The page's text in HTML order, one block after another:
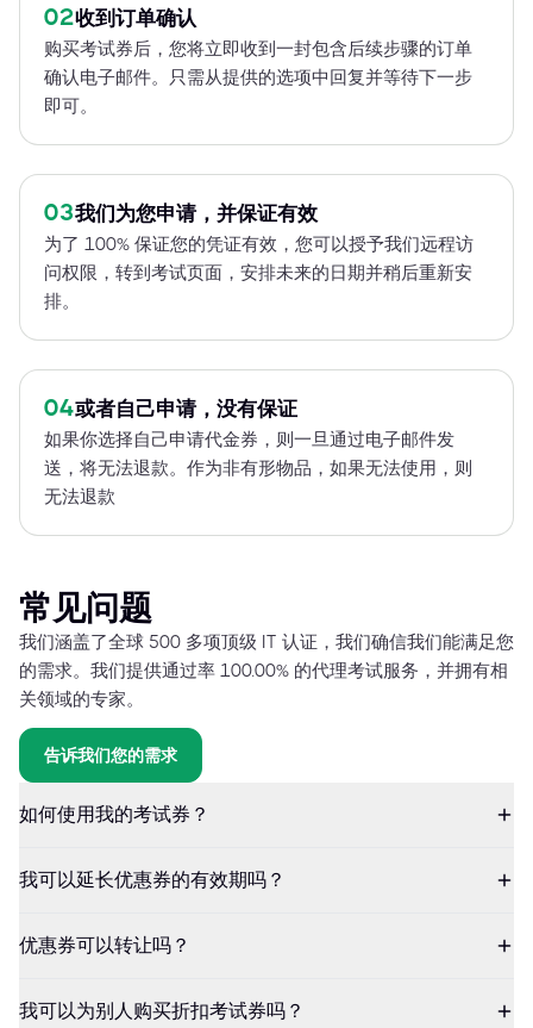
02收到订单确认
购买考试券后，您将立即收到一封包含后续步骤的订单
确认电子邮件。只需从提供的选项中回复并等待下一步
即可。
03我们为您申请，并保证有效
为了 100% 保证您的凭证有效，您可以授予我们远程访
问权限，转到考试页面，安排未来的日期并稍后重新安
排。
04或者自己申请，没有保证
如果你选择自己申请代金券，则一旦通过电子邮件发
送，将无法退款。作为非有形物品，如果无法使用，则
无法退款
常见问题
我们涵盖了全球 500 多项顶级 IT 认证，我们确信我们能满足您
的需求。我们提供通过率 100.00% 的代理考试服务，并拥有相
关领域的专家。
告诉我们您的需求
如何使用我的考试券？
我可以延长优惠券的有效期吗？
优惠券可以转让吗？
我可以为别人购买折扣考试券吗？